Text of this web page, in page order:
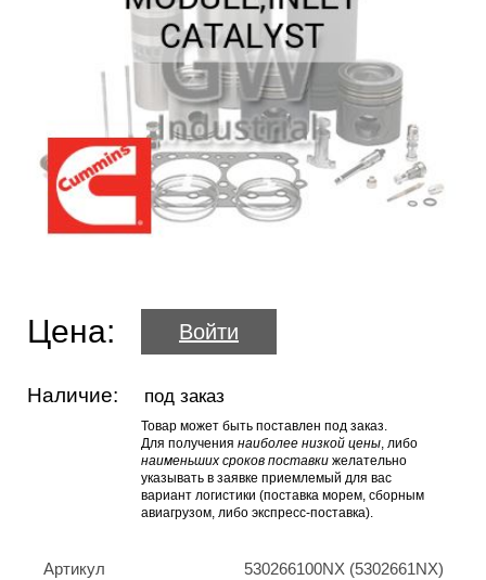
Цена: Войти
Наличие: под заказ
Товар может быть поставлен под заказ.
Для получения наиболее низкой цены, либо
наименьших сроков поставки желательно
указывать в заявке приемлемый для вас
вариант логистики (поставка морем, сборным
авиагрузом, либо экспресс-поставка).
Артикул 530266100NX (5302661NX)